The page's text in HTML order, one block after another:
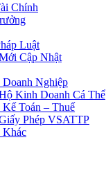
Chính
Luật
Cập Nhật
Nghiệp
Kinh Doanh Cá Thể
Toán – Thuế
Phép VSATTP
Khác